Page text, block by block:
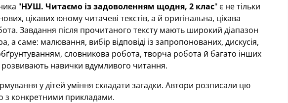
"НУШ. Читаємо із задоволенням щодня, 2 клас" є не тільки
цікавих юному читачеві текстів, а й оригінальна, цікава
Завдання після прочитаного тексту мають широкий діапазон
а саме: малювання, вибір відповіді із запропонованих, дискусія,
словникова робота, творча робота й багато інших
навички вдумливого читання.
у дітей уміння складати загадки. Автори розписали цю
з конкретними прикладами.